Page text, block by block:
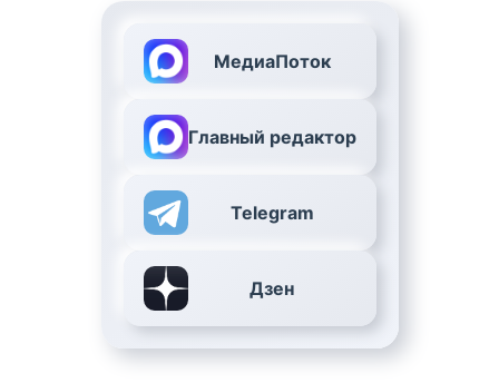
МедиаПоток
Главный редактор
Telegram
Дзен